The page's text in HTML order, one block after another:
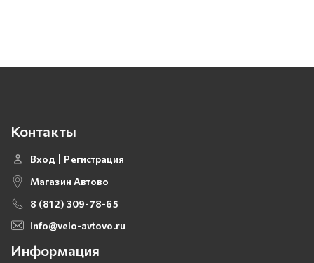
Контакты
Вход
Регистрация
Магазин Автово
8 (812) 309-78-65
info@velo-avtovo.ru
Информация